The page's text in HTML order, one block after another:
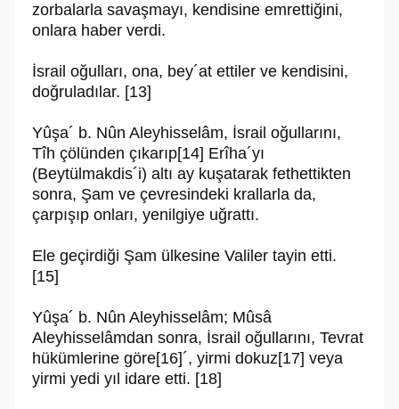
zorbalarla savaşmayı, kendisine em­rettiğini,
onlara haber verdi.
İsrail oğulları, ona, bey´at ettiler ve kendisini,
doğruladılar. [13]
Yûşa´ b. Nûn Aleyhisselâm, İsrail oğullarını,
Tîh çölünden çıkarıp[14] Erîha´yı
(Beytülmakdis´i) altı ay kuşatarak fethettikten
sonra, Şam ve çevresindeki kral­larla da,
çarpışıp onları, yenilgiye uğrattı.
Ele geçirdiği Şam ülkesine Valiler tayin etti.
[15]
Yûşa´ b. Nûn Aleyhisselâm; Mûsâ
Aleyhisselâmdan sonra, İsrail oğullarını, Tev­rat
hükümlerine göre[16]´, yirmi dokuz[17] veya
yirmi yedi yıl idare etti. [18]